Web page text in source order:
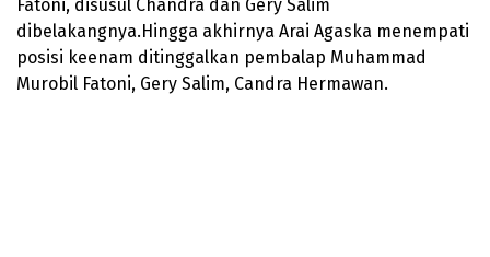
Fatoni, disusul Chandra dan Gery Salim
dibelakangnya.Hingga akhirnya Arai Agaska menempati
posisi keenam ditinggalkan pembalap Muhammad
Murobil Fatoni, Gery Salim, Candra Hermawan.